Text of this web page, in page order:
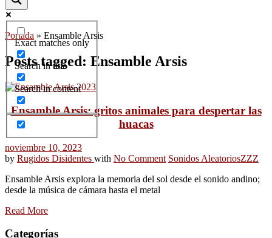
Exact matches only
Search in title
Search in content
Portada » Ensamble Arsis
Posts tagged: Ensamble Arsis
Ensamble Arsis: gritos animales para despertar las
huacas
noviembre 10, 2023
by Rugidos Disidentes with No Comment Sonidos AleatoriosZZZ
Ensamble Arsis explora la memoria del sol desde el sonido andino;
desde la música de cámara hasta el metal
Read More
Categorías